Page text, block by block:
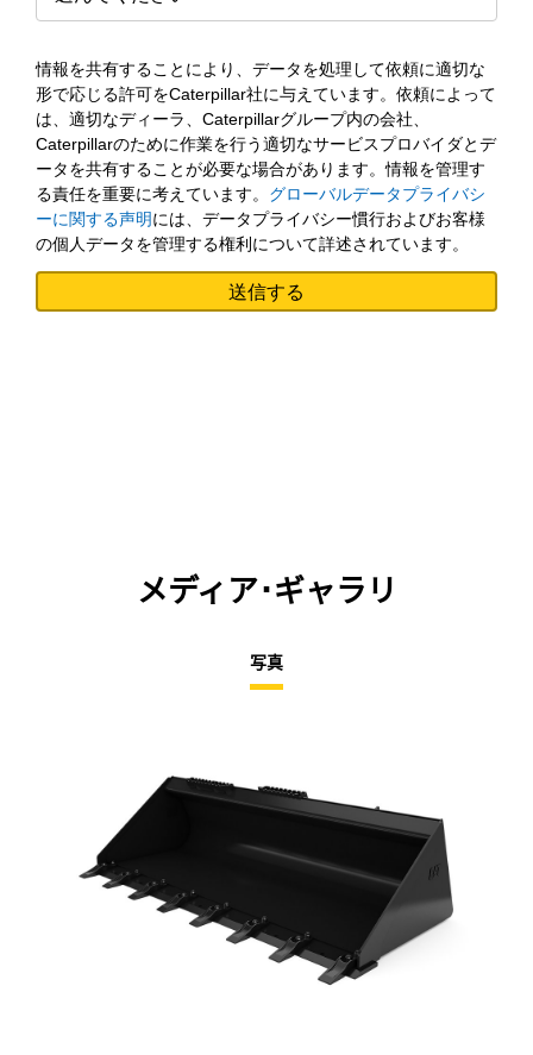
情報を共有することにより、データを処理して依頼に適切な
形で応じる許可をCaterpillar社に与えています。依頼によって
は、適切なディーラ、Caterpillarグループ内の会社、
Caterpillarのために作業を行う適切なサービスプロバイダとデ
ータを共有することが必要な場合があります。情報を管理す
る責任を重要に考えています。 グローバルデータプライバシ
ーに関する声明には、データプライバシー慣行およびお客様
の個人データを管理する権利について詳述されています。
メディア･ギャラリ
写真